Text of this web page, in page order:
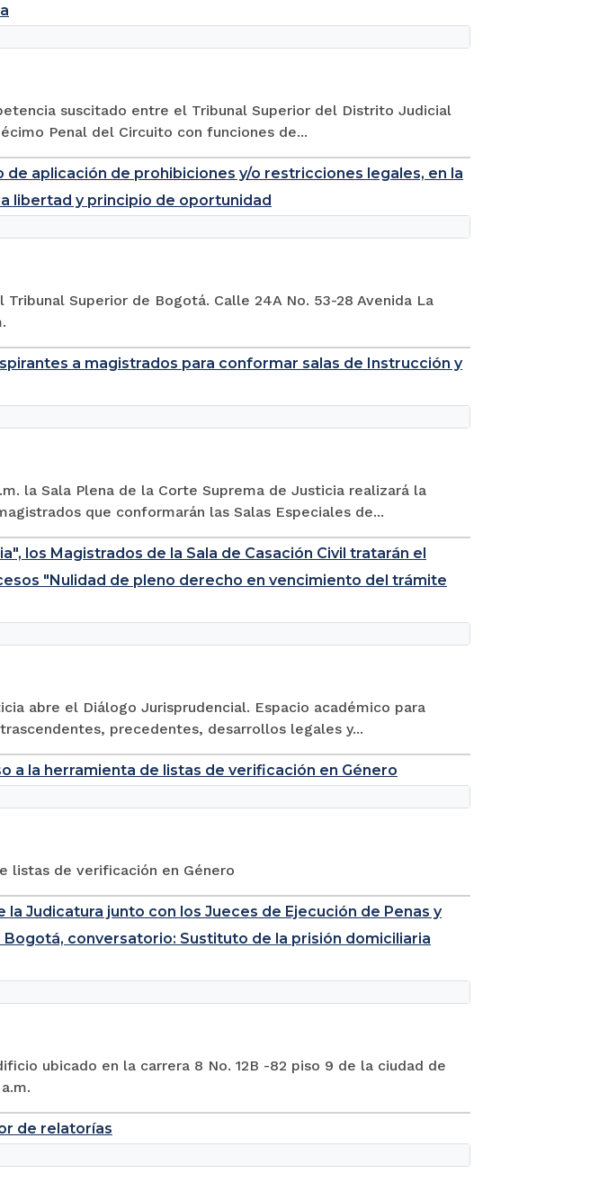
suscitado entre el Tribunal Superior del Distrito Judicial
Penal del Circuito con funciones de...
aplicación de prohibiciones y/o restricciones legales, en la
libertad y principio de oportunidad
Tribunal Superior de Bogotá. Calle 24A No. 53-28 Avenida La
a magistrados para conformar salas de Instrucción y
la Sala Plena de la Corte Suprema de Justicia realizará la
que conformarán las Salas Especiales de...
los Magistrados de la Sala de Casación Civil tratarán el
"Nulidad de pleno derecho en vencimiento del trámite
abre el Diálogo Jurisprudencial. Espacio académico para
precedentes, desarrollos legales y...
a la herramienta de listas de verificación en Género
listas de verificación en Género
Judicatura junto con los Jueces de Ejecución de Penas y
conversatorio: Sustituto de la prisión domiciliaria
ubicado en la carrera 8 No. 12B -82 piso 9 de la ciudad de
de relatorías